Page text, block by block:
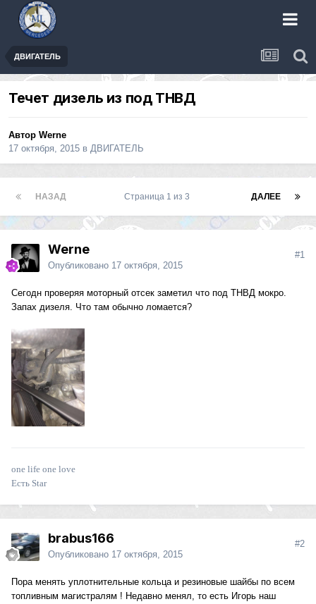
ДВИГАТЕЛЬ
Течет дизель из под ТНВД
Автор Werne
17 октября, 2015 в ДВИГАТЕЛЬ
НАЗАД ДАЛЕЕ
Страница 1 из 3
Werne
Опубликовано 17 октября, 2015
#1
Сегодн проверяя моторный отсек заметил что под ТНВД мокро.
Запах дизеля. Что там обычно ломается?
one life one love
Есть Star
brabus166
Опубликовано 17 октября, 2015
#2
Пора менять уплотнительные кольца и резиновые шайбы по всем
топливным магистралям ! Недавно менял, то есть Игорь наш